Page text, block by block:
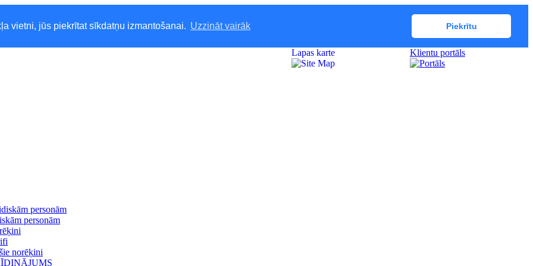
vietni, jūs piekrītat sīkdatņu izmantošanai. Uzzināt vairāk Piekrītu
Klientu portāls
Lapas karte
personām
personām
norēķini